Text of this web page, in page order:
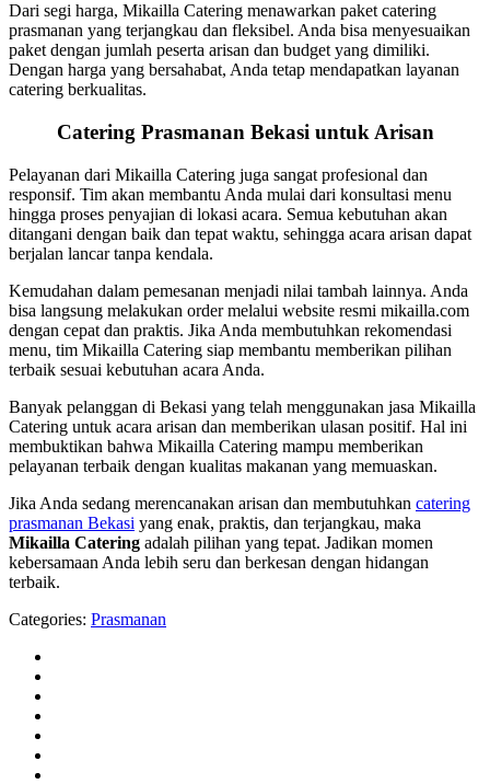
Dari segi harga, Mikailla Catering menawarkan paket catering
prasmanan yang terjangkau dan fleksibel. Anda bisa menyesuaikan
paket dengan jumlah peserta arisan dan budget yang dimiliki.
Dengan harga yang bersahabat, Anda tetap mendapatkan layanan
catering berkualitas.
Catering Prasmanan Bekasi untuk Arisan
Pelayanan dari Mikailla Catering juga sangat profesional dan
responsif. Tim akan membantu Anda mulai dari konsultasi menu
hingga proses penyajian di lokasi acara. Semua kebutuhan akan
ditangani dengan baik dan tepat waktu, sehingga acara arisan dapat
berjalan lancar tanpa kendala.
Kemudahan dalam pemesanan menjadi nilai tambah lainnya. Anda
bisa langsung melakukan order melalui website resmi mikailla.com
dengan cepat dan praktis. Jika Anda membutuhkan rekomendasi
menu, tim Mikailla Catering siap membantu memberikan pilihan
terbaik sesuai kebutuhan acara Anda.
Banyak pelanggan di Bekasi yang telah menggunakan jasa Mikailla
Catering untuk acara arisan dan memberikan ulasan positif. Hal ini
membuktikan bahwa Mikailla Catering mampu memberikan
pelayanan terbaik dengan kualitas makanan yang memuaskan.
Jika Anda sedang merencanakan arisan dan membutuhkan catering
prasmanan Bekasi yang enak, praktis, dan terjangkau, maka
Mikailla Catering adalah pilihan yang tepat. Jadikan momen
kebersamaan Anda lebih seru dan berkesan dengan hidangan
terbaik.
Categories: Prasmanan